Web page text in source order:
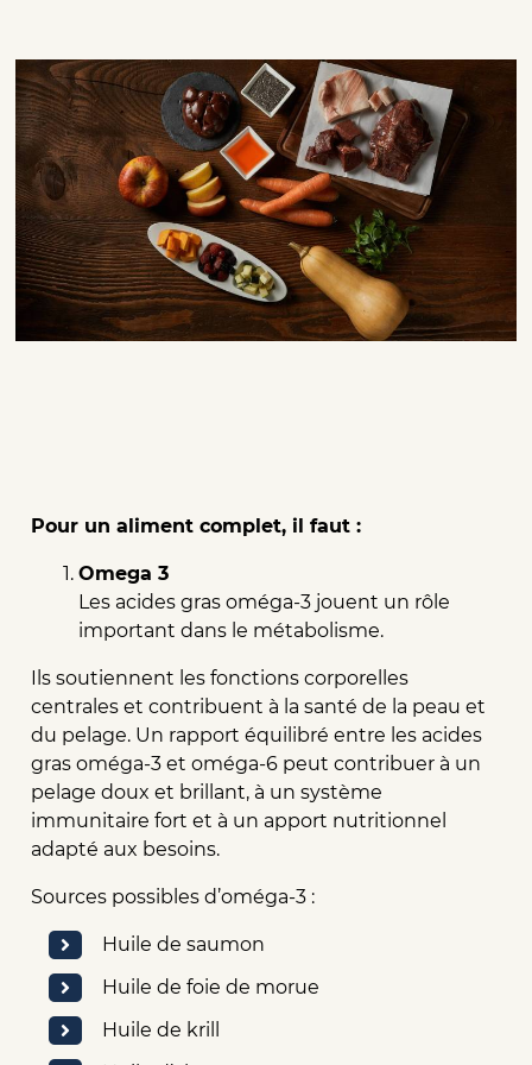
Pour un aliment complet, il faut :
Omega 3
Les acides gras oméga-3 jouent un rôle
important dans le métabolisme.
Ils soutiennent les fonctions corporelles
centrales et contribuent à la santé de la peau et
du pelage. Un rapport équilibré entre les acides
gras oméga-3 et oméga-6 peut contribuer à un
pelage doux et brillant, à un système
immunitaire fort et à un apport nutritionnel
adapté aux besoins.
Sources possibles d’oméga-3 :
Huile de saumon
Huile de foie de morue
Huile de krill